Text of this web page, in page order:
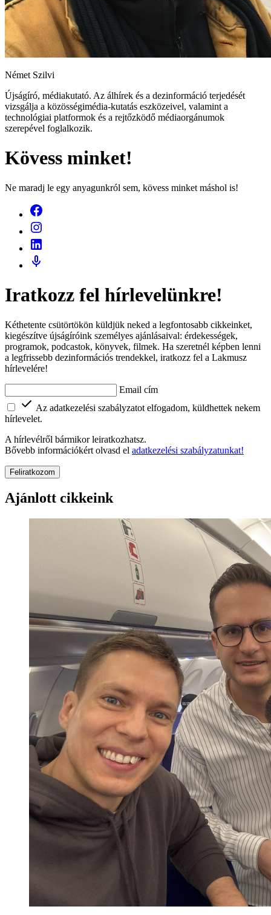
Német Szilvi
Újságíró, médiakutató. Az álhírek és a dezinformáció terjedését
vizsgálja a közösségimédia-kutatás eszközeivel, valamint a
technológiai platformok és a rejtőzködő médiaorgánumok
szerepével foglalkozik.
Kövess minket!
Ne maradj le egy anyagunkról sem, kövess minket máshol is!
Iratkozz fel hírlevelünkre!
Kéthetente csütörtökön küldjük neked a legfontosabb cikkeinket,
kiegészítve újságíróink személyes ajánlásaival: érdekességek,
programok, podcastok, könyvek, filmek. Ha szeretnél képben lenni
a legfrissebb dezinformációs trendekkel, iratkozz fel a Lakmusz
hírlevelére!
Email cím
Az adatkezelési szabályzatot elfogadom, küldhettek nekem
hírlevelet.
A hírlevélről bármikor leiratkozhatsz.
Bővebb információkért olvasd el adatkezelési szabályzatunkat!
Feliratkozom
Ajánlott cikkeink